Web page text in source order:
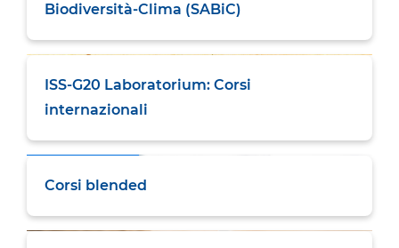
Biodiversità-Clima (SABiC)
ISS-G20 Laboratorium: Corsi
internazionali
Corsi blended